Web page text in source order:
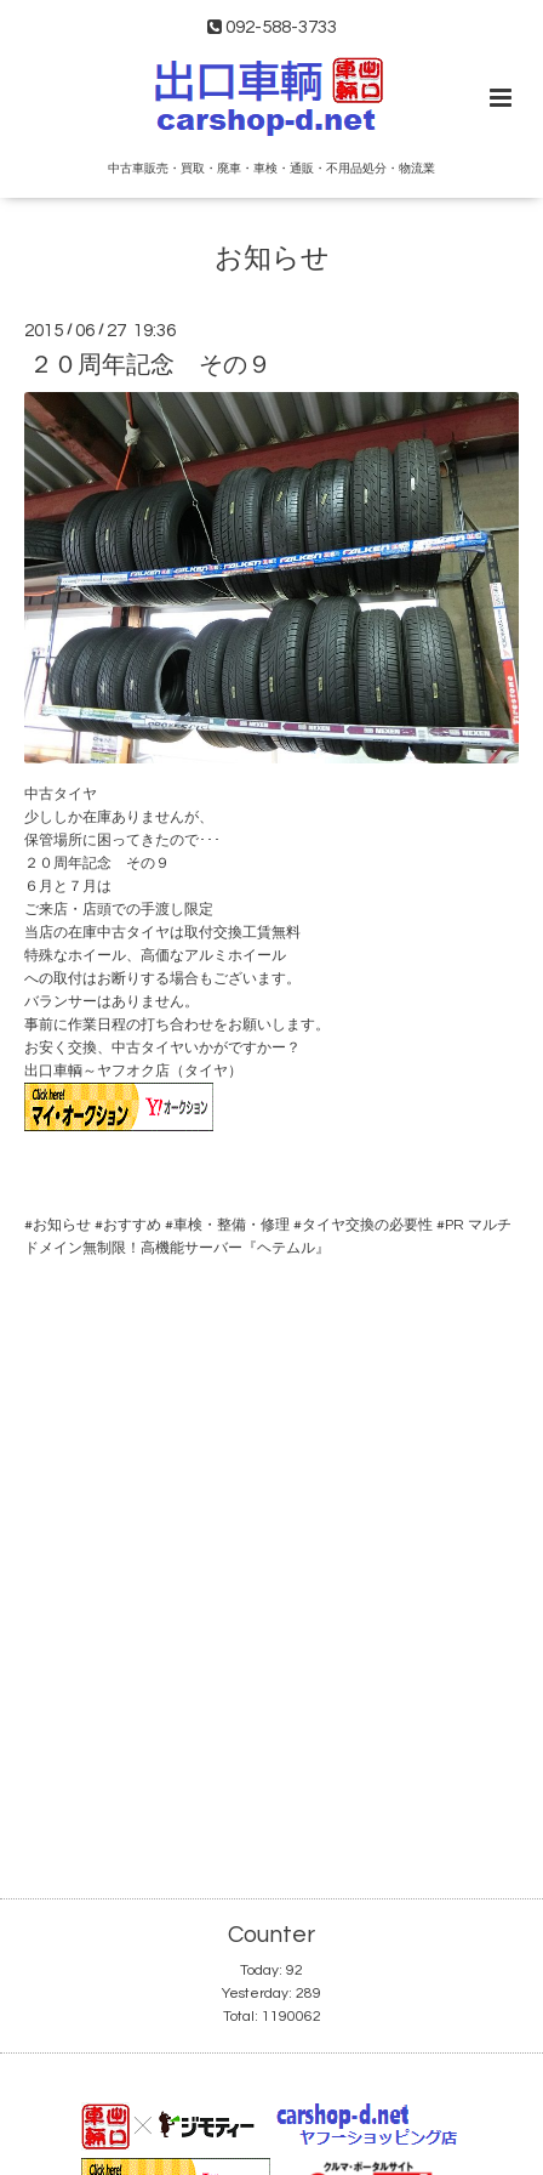
092-588-3733
中古車販売・買取・廃車・車検・通販・不用品処分・物流業
お知らせ
2015 /06 / 27 19:36
２０周年記念 その９
中古タイヤ
少ししか在庫ありませんが、
保管場所に困ってきたので･･･
２０周年記念 その９
６月と７月は
ご来店・店頭での手渡し限定
当店の在庫中古タイヤは取付交換工賃無料
特殊なホイール、高価なアルミホイール
への取付はお断りする場合もございます。
バランサーはありません。
事前に作業日程の打ち合わせをお願いします。
お安く交換、中古タイヤいかがですかー？
出口車輌～ヤフオク店（タイヤ）
#お知らせ #おすすめ #車検・整備・修理 #タイヤ交換の必要性 #PR マルチ
ドメイン無制限！高機能サーバー『 ヘテムル』
Counter
Today: 92
Yesterday: 289
Total: 1190062